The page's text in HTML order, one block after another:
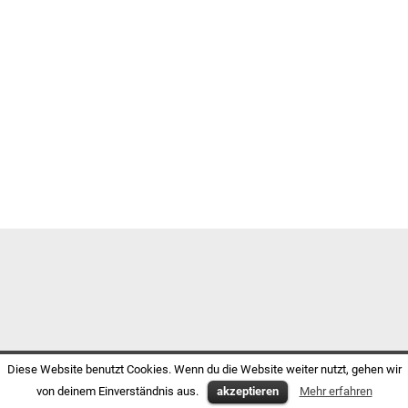
Diese Website benutzt Cookies. Wenn du die Website weiter nutzt, gehen wir
von deinem Einverständnis aus.
akzeptieren Mehr erfahren